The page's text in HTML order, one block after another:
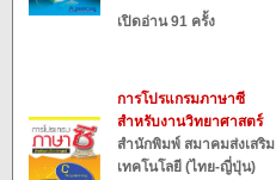
เปิดอ่าน 91 ครั้ง
การโปรแกรมภาษาซี
สำหรับงานวิทยาศาสตร์
สำนักพิมพ์ สมาคมส่งเสริม
เทคโนโลยี (ไทย-ญี่ปุ่น)